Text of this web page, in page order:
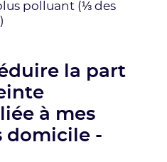
polluant (⅓ des
la part
à mes
domicile -